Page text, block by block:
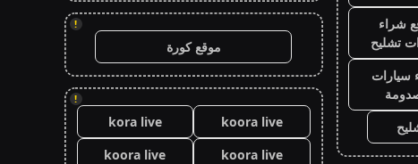
شراء
تشليح
سيارات
!
موقع كورة
!
koora live
kora live
koora live
koora live